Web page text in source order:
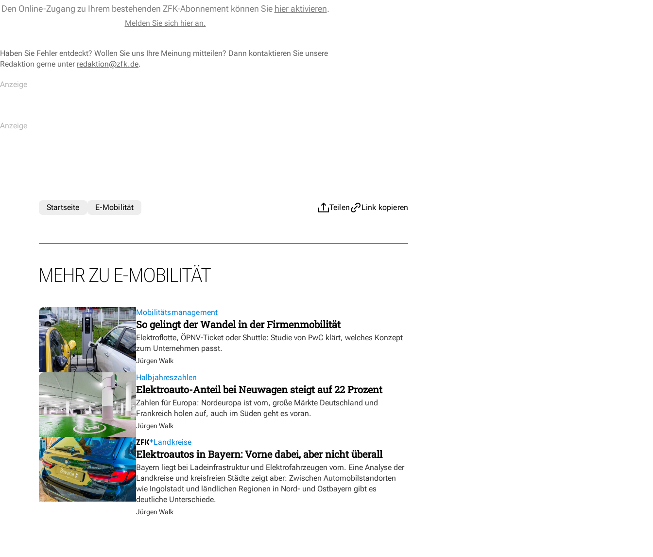
Den Online-Zugang zu Ihrem bestehenden ZFK-Abonnement können Sie hier aktivieren.
Melden Sie sich hier an.
Haben Sie Fehler entdeckt? Wollen Sie uns Ihre Meinung mitteilen? Dann kontaktieren Sie unsere
Redaktion gerne unter redaktion@zfk.de.
Teilen Link kopieren
Startseite E-Mobilität
MEHR ZU E-MOBILITÄT
Mobilitätsmanagement
So gelingt der Wandel in der Firmenmobilität
Elektroflotte, ÖPNV-Ticket oder Shuttle: Studie von PwC klärt, welches Konzept
zum Unternehmen passt.
Jürgen Walk
Halbjahreszahlen
Elektroauto-Anteil bei Neuwagen steigt auf 22 Prozent
Zahlen für Europa: Nordeuropa ist vorn, große Märkte Deutschland und
Frankreich holen auf, auch im Süden geht es voran.
Jürgen Walk
Landkreise
Elektroautos in Bayern: Vorne dabei, aber nicht überall
Bayern liegt bei Ladeinfrastruktur und Elektrofahrzeugen vorn. Eine Analyse der
Landkreise und kreisfreien Städte zeigt aber: Zwischen Automobilstandorten
wie Ingolstadt und ländlichen Regionen in Nord- und Ostbayern gibt es
deutliche Unterschiede.
Jürgen Walk